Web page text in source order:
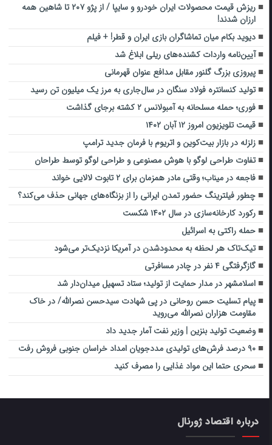
ریزش قیمت محصولات ایران خودرو و سایپا / از پژو ۲۰۷ تا شاهین همه
ارزان شدند!
دیوید بکام میان تماشاگران بازی ایران و قطر! + فیلم
آیین‌نامه واردات کشنده‌های ریلی ابلاغ شد
پیروزی بزرگ گلنور مقابل مدافع عنوان قهرمانی
تولید کنسانتره فولاد سنگان در سال‌جاری به مرز یک میلیون تن رسید
فوری؛ حمله مسلحانه به آمبولانس ۲ کشته برجای گذاشت
قیمت تلویزیون امروز ۱۲ آبان ۱۴۰۲
زلزله در بازار بیت‌کوین و اتریوم با فرمان جدید ترامپ
تفاوت طراحی لوگو با هوش مصنوعی و طراحی لوگو توسط طراحان
فاجعه در میناب؛ وقتی مادر همزمان برای ۲ تابوت لالایی خواند
چطور فیلترینگ حضور تمدن ایرانی را از بزنگاه‌های جهانی حذف می‌کند؟
رکورد کارخانه‌سازی در سال ۱۴۰۲ شکست
حمله راکتی به اسرائیل
تیک‌تاک هر لحظه به محدودشدن در آمریکا نزدیک‌تر می‌شود
گازگرفتگی ۴ نفر در چادر مسافرتی
اسلامشهر در مدار حمایت از تولید؛ ستاد تسهیل میدان‌دار شد
پیام تسلیت حسن روحانی در پی شهادت سیدحسن نصرالله/ در خاک
مقاومت هزاران نصرالله می‌روید
وضعیت تولید بنزین | وزیر نفت آمار جدید داد
۹۰ درصد فرش‌های تولیدی مددجویان امداد خراسان جنوبی فروش رفت
سحری حتما این مواد غذایی را مصرف کنید
درباره اقتصاد ژورنال